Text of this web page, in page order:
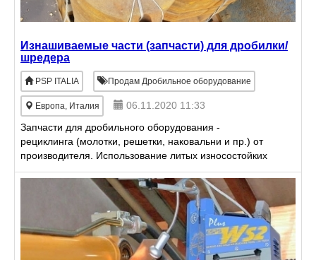
Изнашиваемые части (запчасти) для дробилки/
шредера
PSP ITALIA Продам Дробильное оборудование
Европа, Италия
06.11.2020 11:33
Запчасти для дробильного оборудования -
рециклинга (молотки, решетки, наковальни и пр.) от
производителя. Использование литых износостойких
материалов (запчастей и комплектующих) оказывает